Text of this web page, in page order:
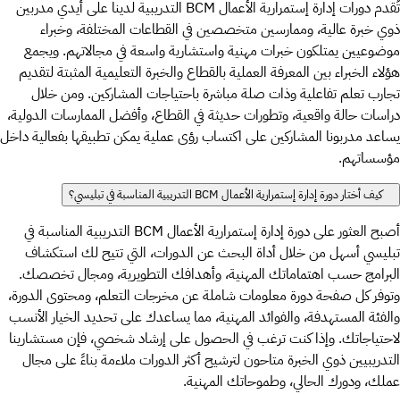
تُقدم دورات إدارة إستمرارية الأعمال BCM التدريبية لدينا على أيدي مدربين
ذوي خبرة عالية، وممارسين متخصصين في القطاعات المختلفة، وخبراء
موضوعيين يمتلكون خبرات مهنية واستشارية واسعة في مجالاتهم. ويجمع
هؤلاء الخبراء بين المعرفة العملية بالقطاع والخبرة التعليمية المثبتة لتقديم
تجارب تعلم تفاعلية وذات صلة مباشرة باحتياجات المشاركين. ومن خلال
دراسات حالة واقعية، وتطورات حديثة في القطاع، وأفضل الممارسات الدولية،
يساعد مدربونا المشاركين على اكتساب رؤى عملية يمكن تطبيقها بفعالية داخل
مؤسساتهم.
كيف أختار دورة إدارة إستمرارية الأعمال BCM التدريبية المناسبة في تبليسي؟
أصبح العثور على دورة إدارة إستمرارية الأعمال BCM التدريبية المناسبة في
تبليسي أسهل من خلال أداة البحث عن الدورات، التي تتيح لك استكشاف
البرامج حسب اهتماماتك المهنية، وأهدافك التطويرية، ومجال تخصصك.
وتوفر كل صفحة دورة معلومات شاملة عن مخرجات التعلم، ومحتوى الدورة،
والفئة المستهدفة، والفوائد المهنية، مما يساعدك على تحديد الخيار الأنسب
لاحتياجاتك. وإذا كنت ترغب في الحصول على إرشاد شخصي، فإن مستشارينا
التدريبيين ذوي الخبرة متاحون لترشيح أكثر الدورات ملاءمة بناءً على مجال
عملك، ودورك الحالي، وطموحاتك المهنية.